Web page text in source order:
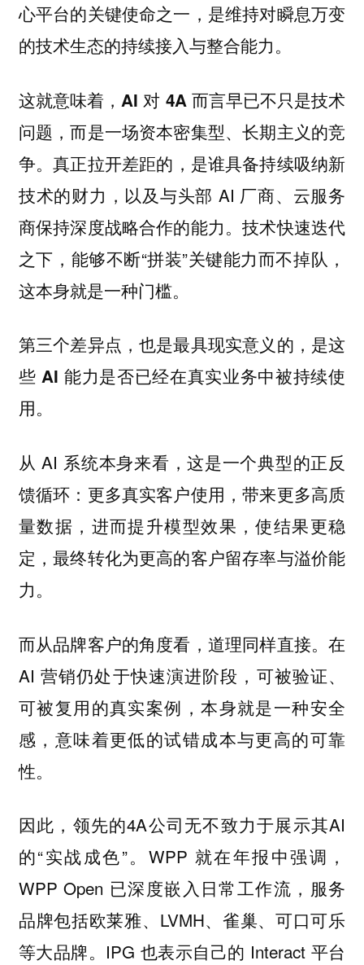
心平台的关键使命之一，是维持对瞬息万变
的技术生态的持续接入与整合能力。
这就意味着， AI 对 4A 而言早已不只是技术
问题，而是一场资本密集型、长期主义的竞
争。真正拉开差距的，是谁具备持续吸纳新
技术的财力，以及与头部 AI 厂商、云服务
商保持深度战略合作的能力。技术快速迭代
之下，能够不断“拼装”关键能力而不掉队，
这本身就是一种门槛。
第三个差异点，也是最具现实意义的，是这
些 AI 能力是否已经在真实业务中被持续使
用。
从 AI 系统本身来看，这是一个典型的正反
馈循环：更多真实客户使用，带来更多高质
量数据，进而提升模型效果，使结果更稳
定，最终转化为更高的客户留存率与溢价能
力。
而从品牌客户的角度看，道理同样直接。在
AI 营销仍处于快速演进阶段，可被验证、
可被复用的真实案例，本身就是一种安全
感，意味着更低的试错成本与更高的可靠
性。
因此，领先的4A公司无不致力于展示其AI
的“实战成色”。WPP 就在年报中强调，
WPP Open 已深度嵌入日常工作流，服务
品牌包括欧莱雅、LVMH、雀巢、可口可乐
等大品牌。IPG 也表示自己的 Interact 平台